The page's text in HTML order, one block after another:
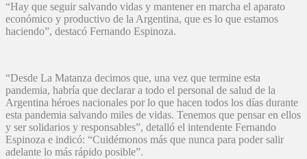
“Hay que seguir salvando vidas y mantener en marcha el aparato
económico y productivo de la Argentina, que es lo que estamos
haciendo”, destacó Fernando Espinoza.
“Desde La Matanza decimos que, una vez que termine esta
pandemia, habría que declarar a todo el personal de salud de la
Argentina héroes nacionales por lo que hacen todos los días durante
esta pandemia salvando miles de vidas. Tenemos que pensar en ellos
y ser solidarios y responsables”, detalló el intendente Fernando
Espinoza e indicó: “Cuidémonos más que nunca para poder salir
adelante lo más rápido posible”.